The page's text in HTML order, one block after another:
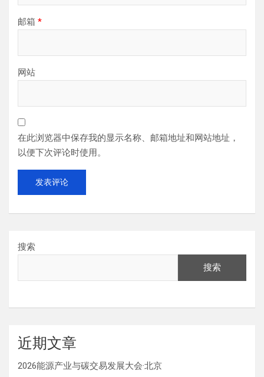
邮箱 *
网站
在此浏览器中保存我的显示名称、邮箱地址和网站地址，
以便下次评论时使用。
搜索
搜索
近期文章
2026能源产业与碳交易发展大会·北京